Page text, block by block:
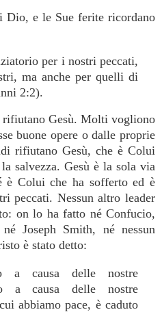
Dio, e le Sue ferite ricordano
per i nostri peccati,
ma anche per quelli di
2:2).
Gesù. Molti vogliono
buone opere o dalle proprie
rifiutano Gesù, che è Colui
salvezza. Gesù è la sola via
è Colui che ha sofferto ed è
peccati. Nessun altro leader
on lo ha fatto né Confucio,
Joseph Smith, né nessun
è stato detto:
a causa delle nostre
a causa delle nostre
abbiamo pace, è caduto